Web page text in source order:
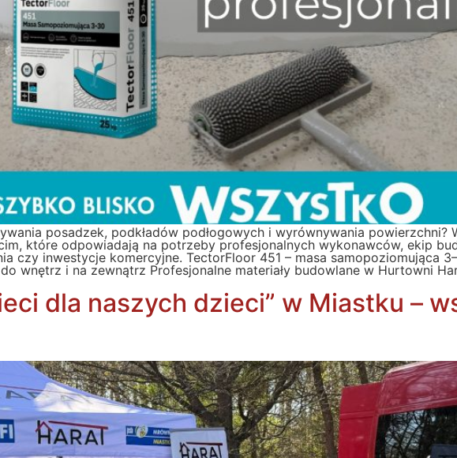
posadzek, podkładów podłogowych i wyrównywania powierzchni?
które odpowiadają na potrzeby profesjonalnych wykonawców, ekip
czy inwestycje komercyjne. TectorFloor 451 – masa samopoziomująca
wnętrz i na zewnątrz Profesjonalne materiały budowlane w Hurtowni
dla naszych dzieci” w Miastku –